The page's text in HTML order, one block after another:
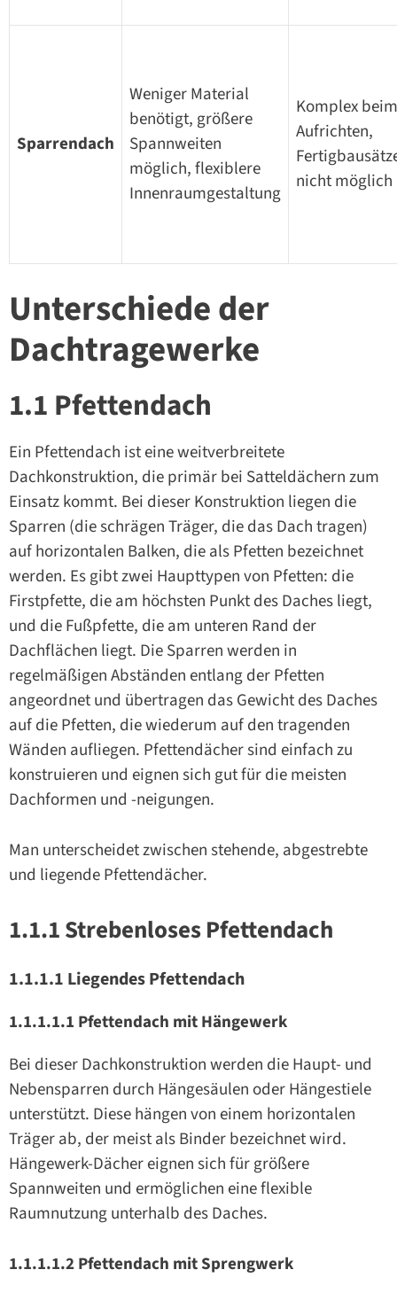
Sparrendach
Weniger Material
benötigt, größere
Spannweiten
möglich, flexiblere
Innenraumgestaltung
Komplex beim
Aufrichten,
nicht möglich
Unterschiede der
Dachtragewerke
1.1 Pfettendach
Ein Pfettendach ist eine weitverbreitete
Dachkonstruktion, die primär bei Satteldächern zum
Einsatz kommt. Bei dieser Konstruktion liegen die
Sparren (die schrägen Träger, die das Dach tragen)
auf horizontalen Balken, die als Pfetten bezeichnet
werden. Es gibt zwei Haupttypen von Pfetten: die
Firstpfette, die am höchsten Punkt des Daches liegt,
und die Fußpfette, die am unteren Rand der
Dachflächen liegt. Die Sparren werden in
regelmäßigen Abständen entlang der Pfetten
angeordnet und übertragen das Gewicht des Daches
auf die Pfetten, die wiederum auf den tragenden
Wänden aufliegen. Pfettendächer sind einfach zu
konstruieren und eignen sich gut für die meisten
Dachformen und -neigungen.
Man unterscheidet zwischen stehende, abgestrebte
und liegende Pfettendächer.
1.1.1 Strebenloses Pfettendach
1.1.1.1 Liegendes Pfettendach
1.1.1.1.1 Pfettendach mit Hängewerk
Bei dieser Dachkonstruktion werden die Haupt- und
Nebensparren durch Hängesäulen oder Hängestiele
unterstützt. Diese hängen von einem horizontalen
Träger ab, der meist als Binder bezeichnet wird.
Hängewerk-Dächer eignen sich für größere
Spannweiten und ermöglichen eine flexible
Raumnutzung unterhalb des Daches.
1.1.1.1.2 Pfettendach mit Sprengwerk